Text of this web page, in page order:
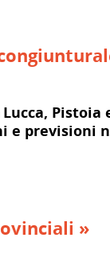
e previsioni
»